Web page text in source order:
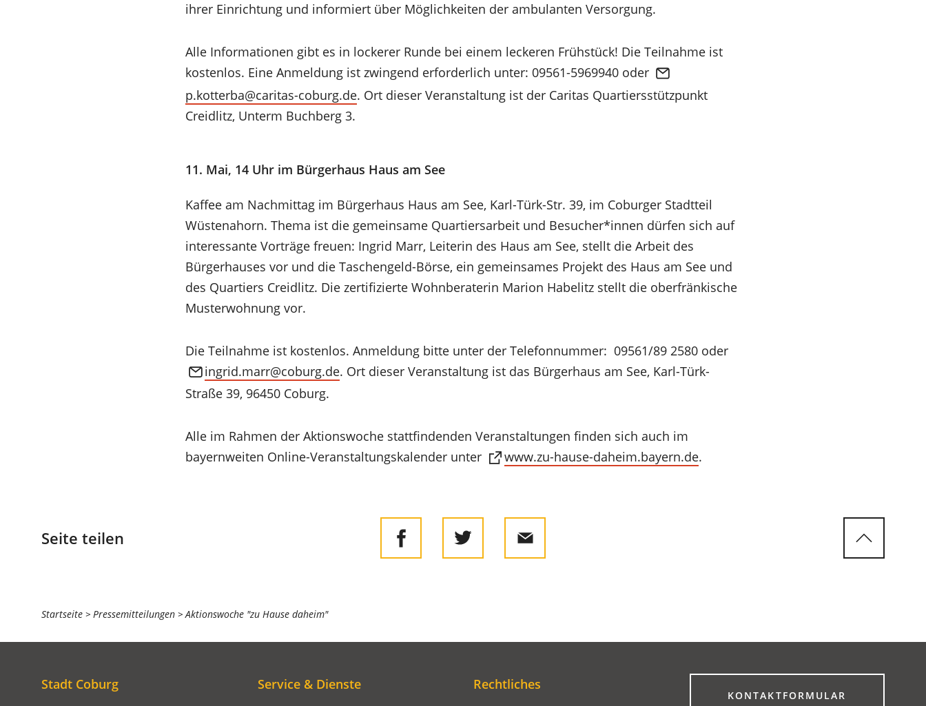
ihrer Einrichtung und informiert über Möglichkeiten der ambulanten Versorgung.
Alle Informationen gibt es in lockerer Runde bei einem leckeren Frühstück! Die Teilnahme ist
kostenlos. Eine Anmeldung ist zwingend erforderlich unter: 09561-5969940 oder
p.kotterba
caritas-coburg de. Ort dieser Veranstaltung ist der Caritas Quartiersstützpunkt
Creidlitz, Unterm Buchberg 3.
11. Mai, 14 Uhr im Bürgerhaus Haus am See
Kaffee am Nachmittag im Bürgerhaus Haus am See, Karl-Türk-Str. 39, im Coburger Stadtteil
Wüstenahorn. Thema ist die gemeinsame Quartiersarbeit und Besucher*innen dürfen sich auf
interessante Vorträge freuen: Ingrid Marr, Leiterin des Haus am See, stellt die Arbeit des
Bürgerhauses vor und die Taschengeld-Börse, ein gemeinsames Projekt des Haus am See und
des Quartiers Creidlitz. Die zertifizierte Wohnberaterin Marion Habelitz stellt die oberfränkische
Musterwohnung vor.
Die Teilnahme ist kostenlos. Anmeldung bitte unter der Telefonnummer: 09561/89 2580 oder
ingrid.marr
coburg de. Ort dieser Veranstaltung ist das Bürgerhaus am See, Karl-Türk-
Straße 39, 96450 Coburg.
Alle im Rahmen der Aktionswoche stattfindenden Veranstaltungen finden sich auch im
bayernweiten Online-Veranstaltungskalender unter
www.zu-hause-daheim.bayern.de
Tab)
.
Seite teilen
Sie
befinden
hier:
Startseite Pressemitteilungen Aktionswoche "zu Hause daheim"
Stadt Coburg Service & Dienste Rechtliches
KONTAKTFORMULAR
(ÖFFNET